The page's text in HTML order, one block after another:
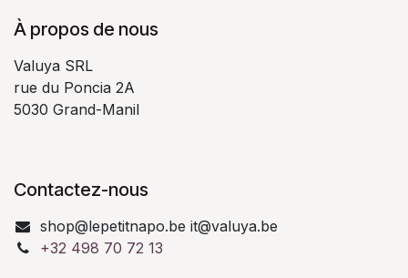
À propos de nous
Valuya SRL
rue du Poncia 2A
5030 Grand-Manil
Contactez-nous
shop@lepetitnapo.be it@valuya.be
+32 498 70 72 13